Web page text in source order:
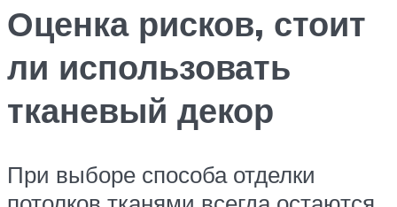
Оценка рисков, стоит
ли использовать
тканевый декор
При выборе способа отделки